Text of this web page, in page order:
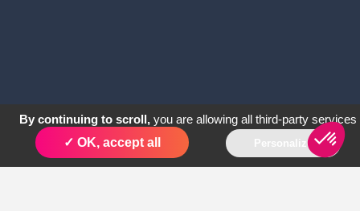
By continuing to scroll, you are allowing all third-party services
✓ OK, accept all
Personalize